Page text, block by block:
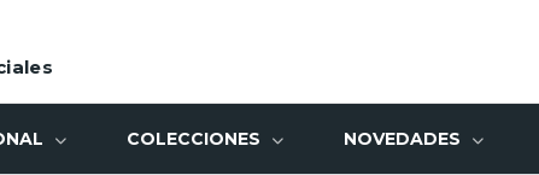
COLECCIONES NOVEDADES